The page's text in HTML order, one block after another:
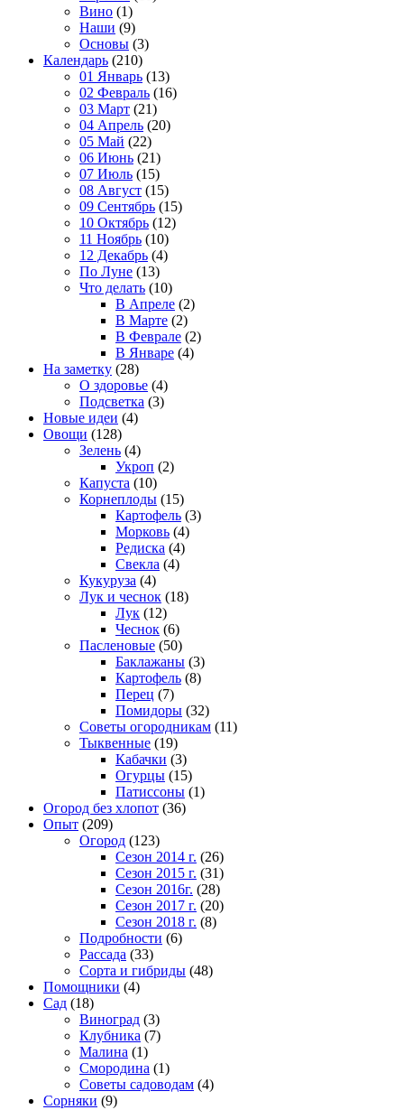
Вино (1)
Наши (9)
Основы (3)
Календарь (210)
01 Январь (13)
02 Февраль (16)
03 Март (21)
04 Апрель (20)
05 Май (22)
06 Июнь (21)
07 Июль (15)
08 Август (15)
09 Сентябрь (15)
10 Октябрь (12)
11 Ноябрь (10)
12 Декабрь (4)
По Луне (13)
Что делать (10)
В Апреле (2)
В Марте (2)
В Феврале (2)
В Январе (4)
На заметку (28)
О здоровье (4)
Подсветка (3)
Новые идеи (4)
Овощи (128)
Зелень (4)
Укроп (2)
Капуста (10)
Корнеплоды (15)
Картофель (3)
Морковь (4)
Редиска (4)
Свекла (4)
Кукуруза (4)
Лук и чеснок (18)
Лук (12)
Чеснок (6)
Пасленовые (50)
Баклажаны (3)
Картофель (8)
Перец (7)
Помидоры (32)
Советы огородникам (11)
Тыквенные (19)
Кабачки (3)
Огурцы (15)
Патиссоны (1)
Огород без хлопот (36)
Опыт (209)
Огород (123)
Сезон 2014 г. (26)
Сезон 2015 г. (31)
Сезон 2016г. (28)
Сезон 2017 г. (20)
Сезон 2018 г. (8)
Подробности (6)
Рассада (33)
Сорта и гибриды (48)
Помощники (4)
Сад (18)
Виноград (3)
Клубника (7)
Малина (1)
Смородина (1)
Советы садоводам (4)
Сорняки (9)